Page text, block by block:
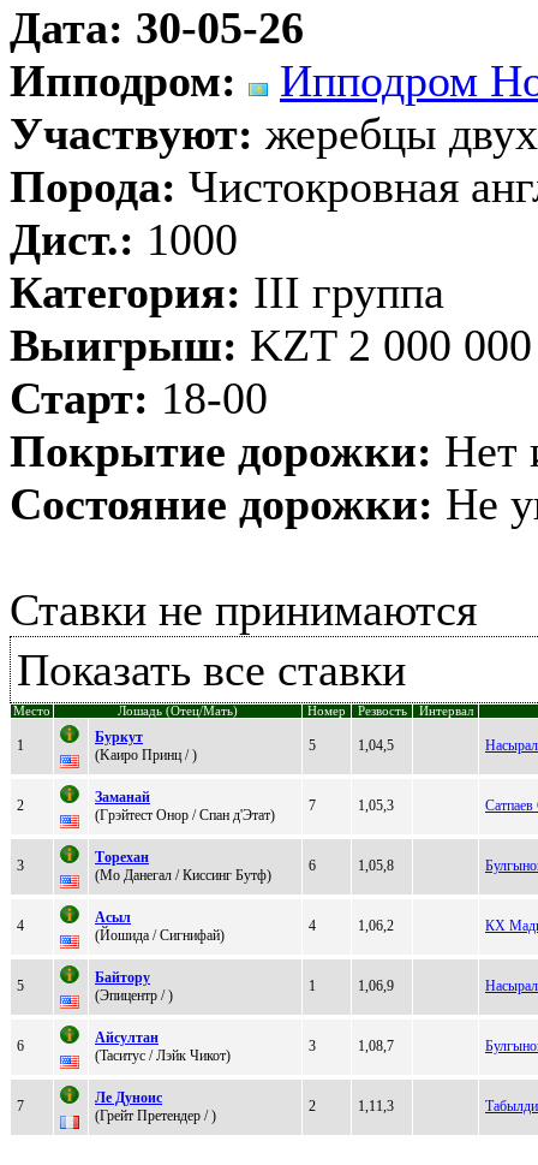
Дата: 30-05-26
Ипподром:
Ипподром
Участвуют: жеребцы
Порода: Чистокровная
Дист.: 1000
Категория: III группа
Выигрыш: KZT 2 000 000
Старт: 18-00
Покрытие дорожки: Нет
Состояние дорожки: Не
Ставки не принимаются
Показать все ставки
Место Лошадь (Отец/Мать) Номер Резвость Интервал
1
Буркут
(Kaирo Принц / )
5 1,04,5
2
Зaмaнaй
(Гpэйтeст Онop / Cпан д'Этат)
7 1,05,3
3
Тopeхaн
(Мо Дaнeгaл / Киccинг Бутф)
6 1,05,8
4
Асыл
(Йошида / Cигнифaй)
4 1,06,2 КХ
5
Байтору
(Эпицeнтp / )
1 1,06,9
6
Aйсултан
(Taситус / Лэйк Чикот)
3 1,08,7
7
Лe Дуноиc
(Грeйт Прeтeндeр / )
2 1,11,3